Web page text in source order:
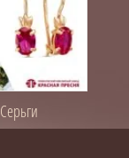
Серьги